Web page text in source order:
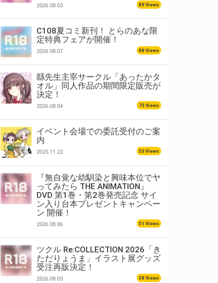
2026.08.03 89 Views
C108夏コミ新刊！ とらのあな限
定特典フェアが開催！
2026.08.07 88 Views
緜先生主宰サークル「あったかタ
オル」同人作品の期間限定販売が
決定！
2026.08.04 73 Views
イベント会場での委託受付のご案
内
2025.11.22 53 Views
『無自覚な幼馴染と興味本位でヤ
ってみたら THE ANIMATION』
DVD 第1巻・第2巻発売記念 サイ
ン入り台本プレゼントキャンペー
ン 開催！
2026.08.06 51 Views
ツクル Re:COLLECTION 2026「き
ただりょうま」イラスト展グッズ
受注再販決定！
2026.08.03 38 Views